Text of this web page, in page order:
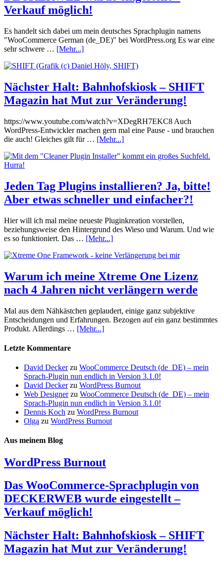
Verkauf möglich!
Es handelt sich dabei um mein deutsches Sprachplugin namens
"WooCommerce German (de_DE)" bei WordPress.org Es war eine
sehr schwere … [Mehr...]
Nächster Halt: Bahnhofskiosk – SHIFT
Magazin hat Mut zur Veränderung!
https://www.youtube.com/watch?v=XDegRH7EKC8 Auch
WordPress-Entwickler machen gern mal eine Pause - und brauchen
die auch! Gleiches gilt für … [Mehr...]
Jeden Tag Plugins installieren? Ja, bitte!
Aber etwas schneller und einfacher?!
Hier will ich mal meine neueste Pluginkreation vorstellen,
beziehungsweise den Hintergrund des Wieso und Warum. Und wie
es so funktioniert. Das … [Mehr...]
Warum ich meine Xtreme One Lizenz
nach 4 Jahren nicht verlängern werde
Mal aus dem Nähkästchen geplaudert, einige ganz subjektive
Entscheidungen und Erfahrungen. Bezogen auf ein ganz bestimmtes
Produkt. Allerdings … [Mehr...]
Letzte Kommentare
David Deckerzu WooCommerce Deutsch (de_DE) – mein
Sprach-Plugin nun endlich in Version 3.1.0!
David Deckerzu WordPress Burnout
Web Designerzu WooCommerce Deutsch (de_DE) – mein
Sprach-Plugin nun endlich in Version 3.1.0!
Dennis Koch zu WordPress Burnout
Olga zu WordPress Burnout
Aus meinem Blog
WordPress Burnout
Das WooCommerce-Sprachplugin von
DECKERWEB wurde eingestellt –
Verkauf möglich!
Nächster Halt: Bahnhofskiosk – SHIFT
Magazin hat Mut zur Veränderung!